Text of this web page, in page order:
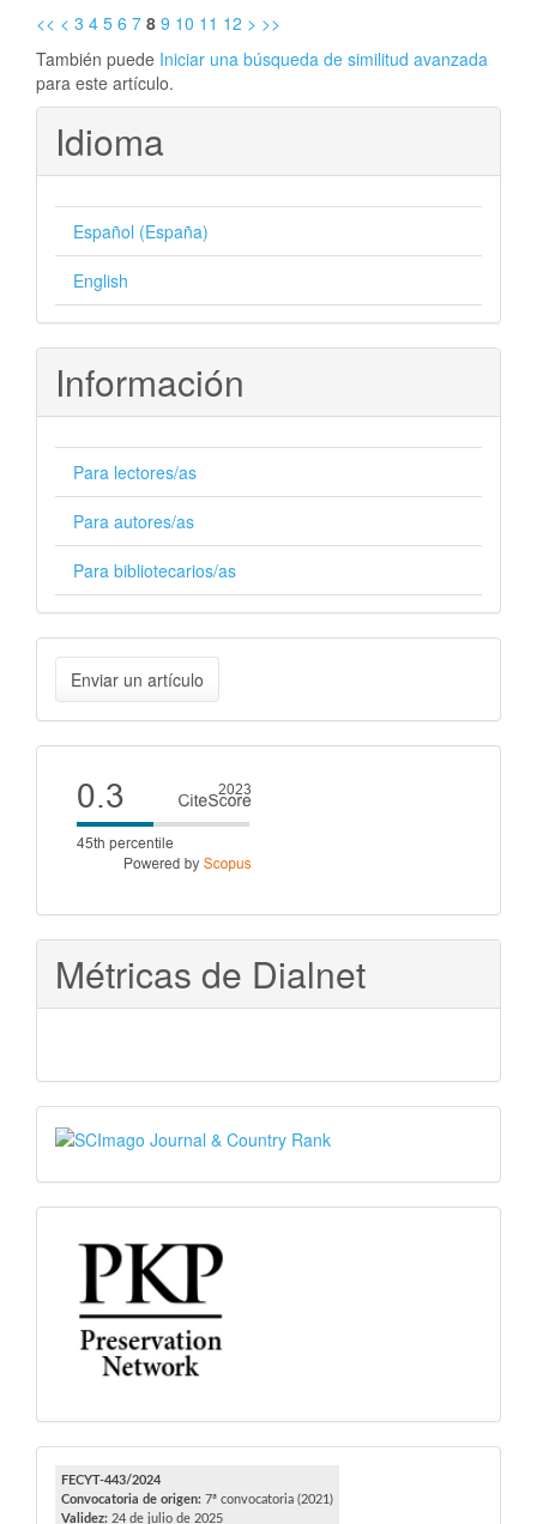
<< < 3 4 5 6 7 8 9 10 11 12 > >>
También puede Iniciar una búsqueda de similitud avanzada
para este artículo.
Idioma
Español (España)
English
Información
Para lectores/as
Para autores/as
Para bibliotecarios/as
Enviar
un
artículo
Enviar un artículo
Cite
score
Métricas de Dialnet
SJR
PKP
FECYT